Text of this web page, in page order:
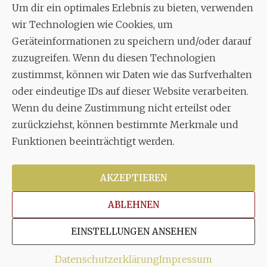
Um dir ein optimales Erlebnis zu bieten, verwenden
wir Technologien wie Cookies, um
Geräteinformationen zu speichern und/oder darauf
zuzugreifen. Wenn du diesen Technologien
zustimmst, können wir Daten wie das Surfverhalten
oder eindeutige IDs auf dieser Website verarbeiten.
Wenn du deine Zustimmung nicht erteilst oder
zurückziehst, können bestimmte Merkmale und
Funktionen beeinträchtigt werden.
AKZEPTIEREN
ABLEHNEN
EINSTELLUNGEN ANSEHEN
DatenschutzerklärungImpressum
Aixheimer Str. 18
70619 Stuttgart
MUSIK
Musikalischer Leiter:
Enrico Trummer
Tel.+49 (0)177 / 34 23 57 1
Facebook
TwitterYouTube
Copyright © 2026Stuttgarter Oratorienchor e.V.Alle
Rechte vorbehalten.
Impressum|Disclaimer|Datenschutzerklärung